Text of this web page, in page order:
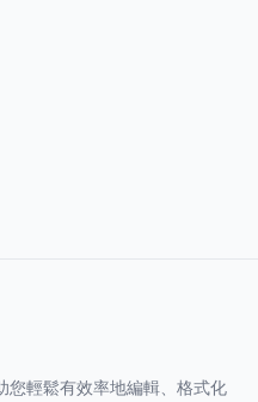
您輕鬆有效率地編輯、格式化